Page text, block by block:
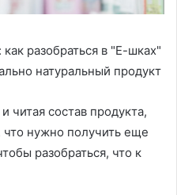
разобраться в "Е-шках"
натуральный продукт
читая состав продукта,
что нужно получить еще
разобраться, что к